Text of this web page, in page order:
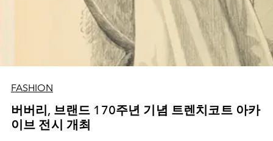
FASHION
버버리, 브랜드 170주년 기념 트렌치코트 아카
이브 전시 개최